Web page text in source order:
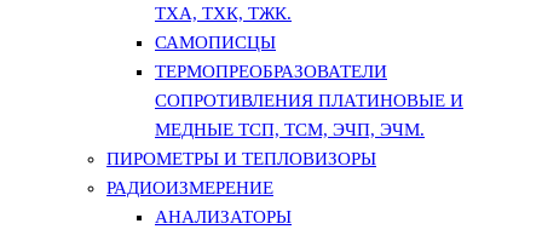
ТХА, ТХК, ТЖК.
САМОПИСЦЫ
ТЕРМОПРЕОБРАЗОВАТЕЛИ
СОПРОТИВЛЕНИЯ ПЛАТИНОВЫЕ И
МЕДНЫЕ ТСП, ТСМ, ЭЧП, ЭЧМ.
ПИРОМЕТРЫ И ТЕПЛОВИЗОРЫ
РАДИОИЗМЕРЕНИЕ
АНАЛИЗАТОРЫ